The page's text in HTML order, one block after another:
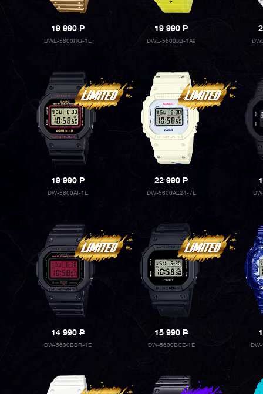
19 990P
DWE-5600HG-1E
19 990P
DWE-5600JB-1A9
19 990P
DW-5600AI-1E
22 990P
DW-5600AL24-7E
14 990P
DW-5600BBR-1E
15 990P
DW-5600BCE-1E